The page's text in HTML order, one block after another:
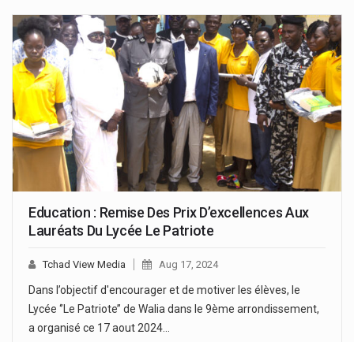
Education : Remise Des Prix D’excellences Aux
Lauréats Du Lycée Le Patriote
Tchad View Media Aug 17, 2024
Dans l’objectif d'encourager et de motiver les élèves, le
Lycée ‘’Le Patriote’’ de Walia dans le 9ème arrondissement,
a organisé ce 17 aout 2024…